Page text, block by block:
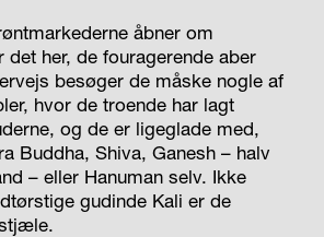
åbner om
det her, de fouragerende aber
besøger de måske nogle af
hvor de troende har lagt
og de er ligeglade med,
Buddha, Shiva, Ganesh – halv
– eller Hanuman selv. Ikke
gudinde Kali er de